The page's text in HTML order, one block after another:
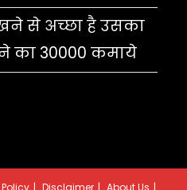
से अच्छा है उसका
का 30000 कमाये
Disclaimer About Us